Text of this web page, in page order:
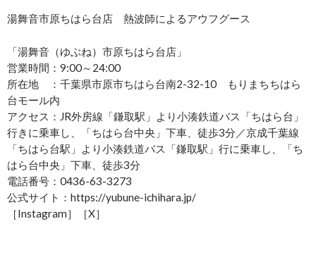
湯舞音市原ちはら台店 熱波師によるアウフグース
「湯舞音（ゆぶね）市原ちはら台店」
営業時間：9:00～24:00
所在地 ：千葉県市原市ちはら台南2-32-10 もりまちちはら
台モール内
アクセス：JR外房線「鎌取駅」より小湊鉄道バス「ちはら台」
行きに乗車し、「ちはら台中央」下車、徒歩3分／京成千葉線
「ちはら台駅」より小湊鉄道バス「鎌取駅」行に乗車し、「ち
はら台中央」下車、徒歩3分
電話番号：0436-63-3273
公式サイト：https://yubune-ichihara.jp/
［Instagram］［X］